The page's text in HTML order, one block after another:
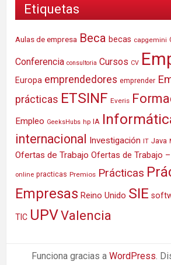
Etiquetas
Aulas de empresa Beca becas capgemini
Conferencia consultoria Cursos CV
Europa emprendedores emprender
prácticas ETSINF Everis
Empleo GeeksHubs hp IA
internacional Investigación IT Java
Ofertas de Trabajo Ofertas de Trabajo
online practicas Premios Prácticas
Empresas Reino Unido SIE
TIC UPVValencia
Funciona gracias a WordPress .